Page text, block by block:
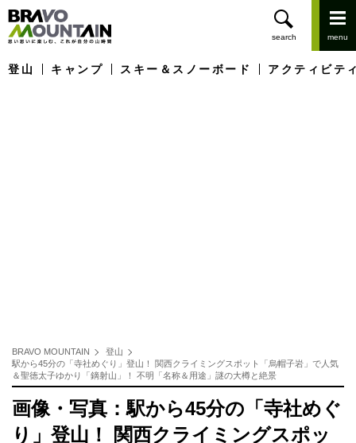
登山 キャンプ スキー＆スノーボード アクティビテ
BRAVO MOUNTAIN
登山
駅から45分の「寺社めぐり」登山！ 関西クライミングスポット「烏帽子岩」で人気
＆聖徳太子ゆかり「鏑射山」！ 不明「名称＆用途」謎の大樽と絶景
画像・写真：駅から45分の「寺社めぐ
り」登山！ 関西クライミングスポッ